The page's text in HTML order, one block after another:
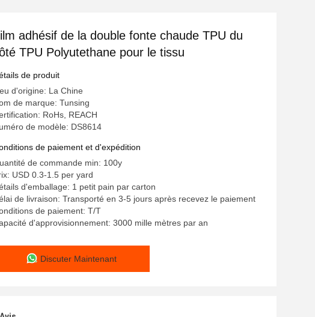
adhésif de la double fonte chaude TPU du
TPU Polyutethane pour le tissu
de produit
d'origine: La Chine
de marque: Tunsing
RoHs, REACH
de modèle: DS8614
de paiement et d'expédition
de commande min: 100y
USD 0.3-1.5 per yard
d'emballage: 1 petit pain par carton
de livraison: Transporté en 3-5 jours après recevez le paiement
de paiement: T/T
d'approvisionnement: 3000 mille mètres par an
Discuter Maintenant